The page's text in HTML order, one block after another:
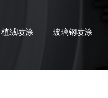
植绒喷涂 玻璃钢喷涂